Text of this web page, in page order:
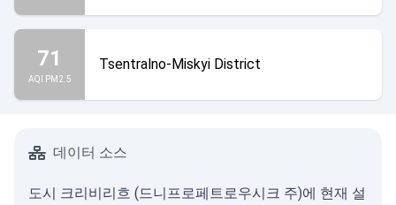
71
AQI PM2.5
Tsentralno-Miskyi District
데이터 소스
도시 크리비리흐 (드니프로페트로우시크 주)에 현재 설